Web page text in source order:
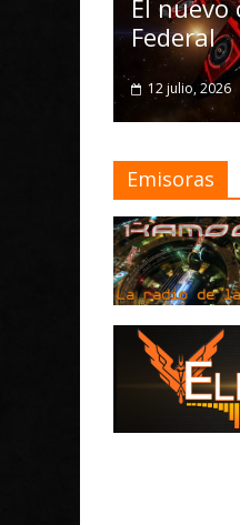
nuevo caza de la
Txus 0
Emisoras